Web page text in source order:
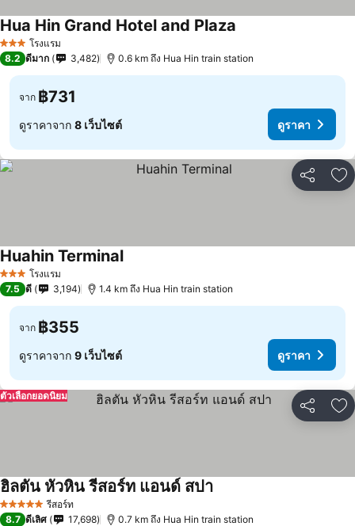
3 ดาว โรงแรม
Hua Hin Grand Hotel and Plaza
8.2 ดีมาก 3,482 0.6 km ถึง Hua Hin train station
จาก ฿731
ดูราคาจาก 8 เว็บไซต์ ดูราคา
แชร์ เ
3 ดาว โรงแรม
Huahin Terminal
7.5 ดี 3,194 1.4 km ถึง Hua Hin train station
จาก ฿355
ดูราคาจาก 9 เว็บไซต์ ดูราคา
แชร์ เ
ตัวเลือกยอดนิยม
5 ดาว รีสอร์ท
ฮิลตัน หัวหิน รีสอร์ท แอนด์ สปา
8.7 ดีเลิศ 17,698 0.7 km ถึง Hua Hin train station